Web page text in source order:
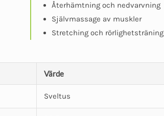
Återhämtning och nedvarvning
Självmassage av muskler
Stretching och rörlighetsträning
Värde
Sveltus